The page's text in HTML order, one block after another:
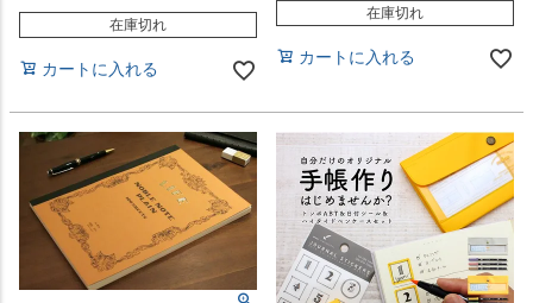
在庫切れ
カートに入れる
在庫切れ
カートに入れる